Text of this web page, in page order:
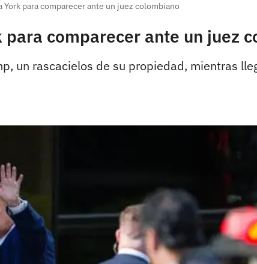
York para comparecer ante un juez colombiano
comparecer ante un juez
un rascacielos de su propiedad, mientras